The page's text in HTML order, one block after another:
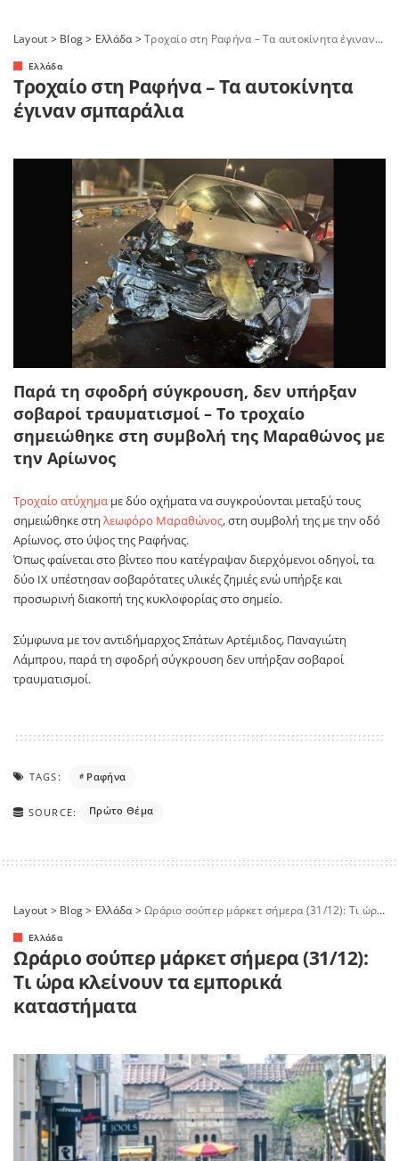
Layout > Blog> Ελλάδα>Τροχαίο στη Ραφήνα – Τα αυτοκίνητα έγιναν σμπαράλια
Ελλάδα
Τροχαίο στη Ραφήνα – Τα αυτοκίνητα
έγιναν σμπαράλια
Παρά τη σφοδρή σύγκρουση, δεν υπήρξαν
σοβαροί τραυματισμοί – Το τροχαίο
σημειώθηκε στη συμβολή της Μαραθώνος με
την Αρίωνος
Τροχαίο ατύχημα με δύο οχήματα να συγκρούονται μεταξύ τους
σημειώθηκε στη λεωφόρο Μαραθώνος, στη συμβολή της με την οδό
Αρίωνος, στο ύψος της Ραφήνας.
Όπως φαίνεται στο βίντεο που κατέγραψαν διερχόμενοι οδηγοί, τα
δύο ΙΧ υπέστησαν σοβαρότατες υλικές ζημιές ενώ υπήρξε και
προσωρινή διακοπή της κυκλοφορίας στο σημείο.
Σύμφωνα με τον αντιδήμαρχος Σπάτων Αρτέμιδος, Παναγιώτη
Λάμπρου, παρά τη σφοδρή σύγκρουση δεν υπήρξαν σοβαροί
τραυματισμοί.
TAGS: Ραφήνα
SOURCE: Πρώτο Θέμα
Layout > Blog> Ελλάδα>Ωράριο σούπερ μάρκετ σήμερα (31/12): Τι ώρα κλείνουν τα εμπορικά καταστήματα
Ελλάδα
Ωράριο σούπερ μάρκετ σήμερα (31/12):
Τι ώρα κλείνουν τα εμπορικά
καταστήματα